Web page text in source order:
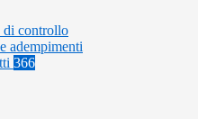
di controllo
adempimenti
366